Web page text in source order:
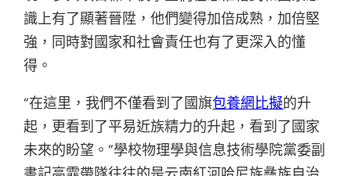
識上有了顯著晉陞，他們變得加倍成熟，加倍堅
強，同時對國家和社會責任也有了更深入的懂
得。
“在這里，我們不僅看到了國旗包養網比擬的升
起，更看到了平易近族精力的升起，看到了國家
未來的盼望。”學校物理學與信息技術學院黨委副